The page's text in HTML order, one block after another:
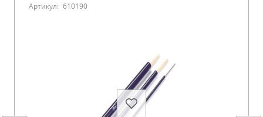
Артикул: 610190